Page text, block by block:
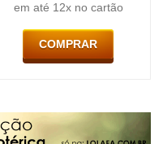
em até 12x no cartão
COMPRAR